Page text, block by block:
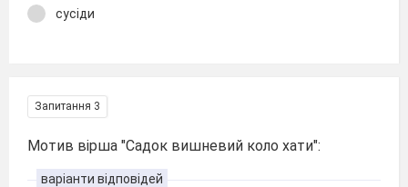
сусіди
Запитання 3
Мотив вірша "Садок вишневий коло хати":
варіанти відповідей